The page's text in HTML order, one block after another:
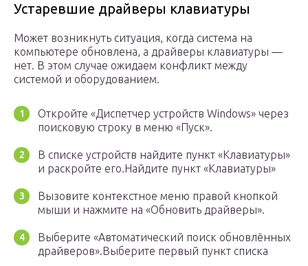
Устаревшие драйверы клавиатуры
Может возникнуть ситуация, когда система на
компьютере обновлена, а драйверы клавиатуры —
нет. В этом случае ожидаем конфликт между
системой и оборудованием.
Откройте «Диспетчер устройств Windows» через
поисковую строку в меню «Пуск».
В списке устройств найдите пункт «Клавиатуры»
и раскройте его.Найдите пункт «Клавиатуры»
Вызовите контекстное меню правой кнопкой
мыши и нажмите на «Обновить драйверы».
Выберите «Автоматический поиск обновлённых
драйверов».Выберите первый пункт списка